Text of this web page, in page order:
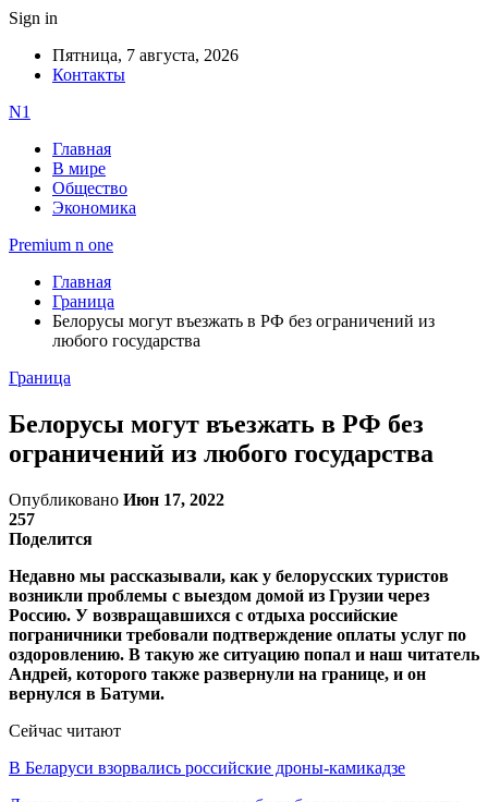
Sign in
Пятница, 7 августа, 2026
Контакты
N1
Главная
В мире
Общество
Экономика
Premium n one
Главная
Граница
Белорусы могут въезжать в РФ без ограничений из
любого государства
Граница
Белорусы могут въезжать в РФ без
ограничений из любого государства
Опубликовано Июн 17, 2022
257
Поделится
Недавно мы рассказывали, как у белорусских туристов
возникли проблемы с выездом домой из Грузии через
Россию. У возвращавшихся с отдыха российские
пограничники требовали подтверждение оплаты услуг по
оздоровлению. В такую же ситуацию попал и наш читатель
Андрей, которого также развернули на границе, и он
вернулся в Батуми.
Сейчас читают
В Беларуси взорвались российские дроны-камикадзе